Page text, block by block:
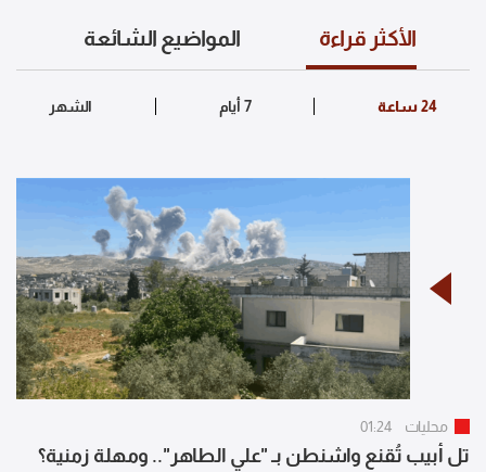
الأكثر قراءة المواضيع الشائعة
محليات 01:24
تل أبيب تُقنع واشنطن بـ "علي الطاهر".. ومهلة زمنية؟